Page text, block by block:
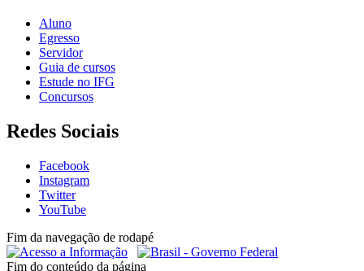
Aluno
Egresso
Servidor
Guia de cursos
Estude no IFG
Concursos
Redes Sociais
Facebook
Instagram
Twitter
YouTube
Fim da navegação de rodapé
Fim do conteúdo da página